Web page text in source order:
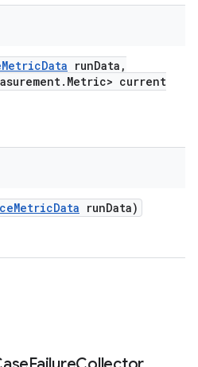
MetricData runData ,
. Metric> current
MetricData runData)